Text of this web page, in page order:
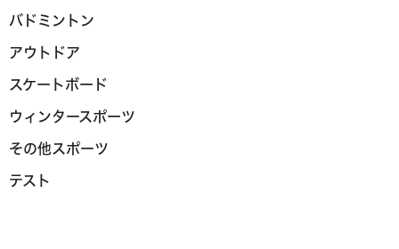
バドミントン
アウトドア
スケートボード
ウィンタースポーツ
その他スポーツ
テスト